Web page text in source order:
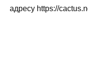
адресу https://